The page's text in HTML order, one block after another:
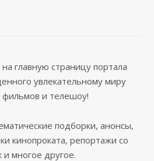
главную страницу портала
увлекательному миру
фильмов и телешоу!
подборки, анонсы,
кинопроката, репортажи со
и многое другое.